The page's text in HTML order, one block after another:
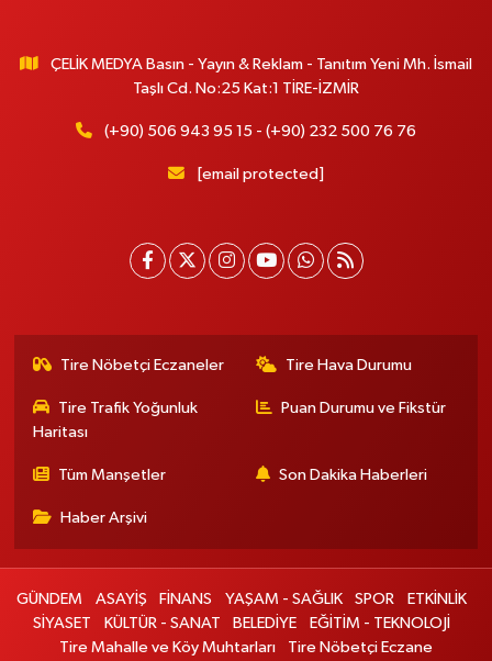
ÇELİK MEDYA Basın - Yayın & Reklam - Tanıtım Yeni Mh. İsmail
Taşlı Cd. No:25 Kat:1 TİRE-İZMİR
(+90) 506 943 95 15 - (+90) 232 500 76 76
[email protected]
Tire Nöbetçi Eczaneler Tire Hava Durumu
Tire Trafik Yoğunluk
Haritası
Puan Durumu ve Fikstür
Tüm Manşetler Son Dakika Haberleri
Haber Arşivi
GÜNDEM ASAYİŞ FİNANS YAŞAM - SAĞLIK SPOR
ETKİNLİK
SİYASET
KÜLTÜR - SANAT BELEDİYE
EĞİTİM - TEKNOLOJİ
Tire Mahalle ve Köy Muhtarları
Tire Nöbetçi Eczane